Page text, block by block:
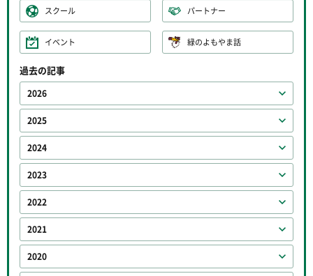
スクール パートナー
イベント 緑のよもやま話
過去の記事
2026
2025
2024
2023
2022
2021
2020